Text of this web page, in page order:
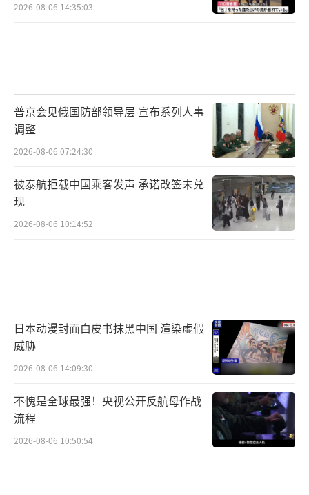
但即便是他签署这个法案，也只是在
其实这里面的话意思很多，就看我们怎么
理解。你说他是好心吧？其实也行，毕竟字面
意思就是要加强合作，避免因“台海”问题与
中国发生直接冲突。
的，所以说，这里面也不乏挑拨的意味？
大家有没有发现，最近高市“消失”了？
这两天都是小泉进次郎在“出头”。这摆明了
就是怕高市出来再说错话，遭到中俄的“暴
打”？
当然了，深陷“黑金丑闻”的高市，现在
2026-08-06 14:35:03
普京会见俄国防部领导层 宣布系列人事
调整
2026-08-06 07:24:30
被泰航拒载中国乘客发声 承诺改签未兑
现
2026-08-06 10:14:52
日本动漫封面白皮书抹黑中国 渲染虚假
威胁
2026-08-06 14:09:30
不愧是全球最强！央视公开反航母作战
流程
2026-08-06 10:50:54